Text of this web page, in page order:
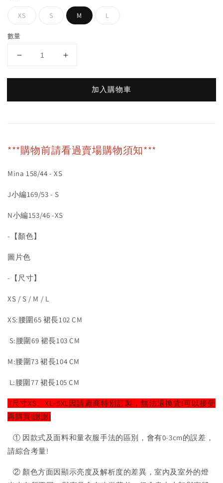
XS S M L
數量
加入購物車
***購物前請看過賣場購物須知***
Mina 158/44 - XS
J小編169/53 - S
N小編153/46 -XS
-【顏色】
圖片色
-【尺寸】
XS / S / M / L
XS:腰圍65 裙長102 CM
S:腰圍69 裙長103 CM
M:腰圍73 裙長104 CM
L:腰圍77 裙長105 CM
(尺寸XS、XL~5XL因請廠商特別訂製，無法退換貨!可以接受
再購買!謝謝)
① 因款式及面料和量衣服手法的區別，會有0-3cm的誤差，
請綜合考量!
② 顏色方面因顯示亮度及解析度的差異，室內及室外的燈